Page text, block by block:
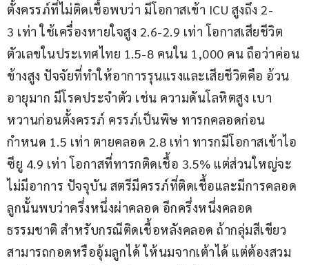
ตั้งครรภ์ที่ไม่ติดเชื้อพบว่า มีโอกาสเข้า ICU สูงถึง 2-
3 เท่า ใช้เครื่องหายใจสูง 2.6-2.9 เท่า โอกาสเสียชีวิต
ตัวเลขในประเทศไทย 1.5-8 คนใน 1,000 คน ถือว่าค่อน
ข้างสูง ปัจจัยที่ทำให้อาการรุนแรงและเสียชีวิตคือ อ้วน
อายุมาก มีโรคประจำตัว เช่น ความดันโลหิตสูง เบา
หวานก่อนตั้งครรภ์ ครรภ์เป็นพิษ ทารกคลอดก่อน
กำหนด 1.5 เท่า ตายคลอด 2.8 เท่า ทารกมีโอกาสเข้าไอ
ซียู 4.9 เท่า โอกาสที่ทารกติดเชื้อ 3.5% แต่ส่วนใหญ่จะ
ไม่มีอาการ ปัจจุบัน สตรีมีครรภ์ที่ติดเชื้อและมีการคลอด
ลูกนั้นพบว่าครึ่งหนึ่งผ่าคลอด อีกครึ่งหนึ่งคลอด
ธรรมชาติ สำหรับกรณีติดเชื้อหลังคลอด ถ้ากลุ่มสีเขียว
สามารถกอดหรืออุ้มลูกได้ ให้นมจากเต้าได้ แต่ต้องสวม